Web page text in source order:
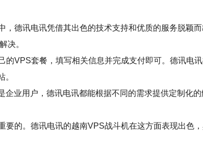
德讯电讯凭借其出色的技术支持和优质的服务脱颖
决。
VPS套餐，填写相关信息并完成支付即可。德讯电
业用户，德讯电讯都能根据不同的需求提供定制化
的。德讯电讯的越南VPS战斗机在这方面表现出色